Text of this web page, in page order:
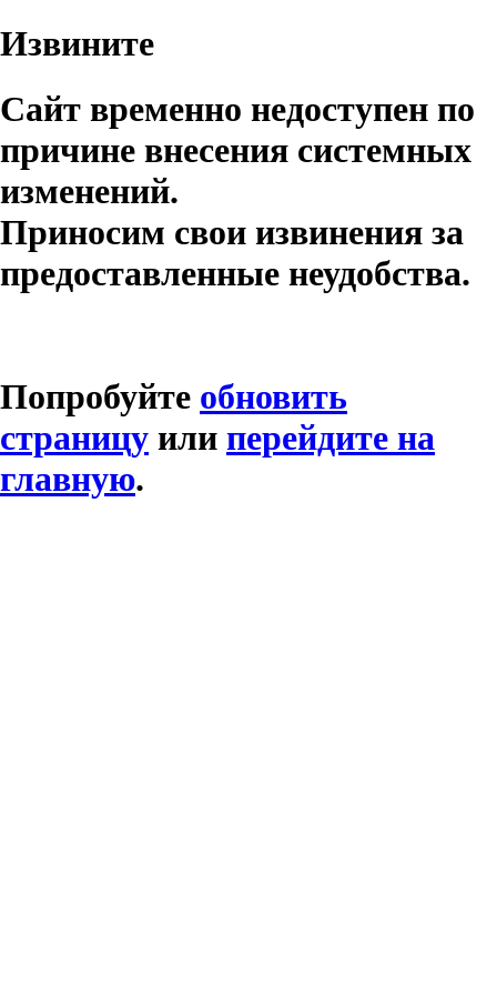
Извините
Сайт временно недоступен по
причине внесения системных
изменений.
Приносим свои извинения за
предоставленные неудобства.
Попробуйте обновить
страницу или перейдите на
главную.